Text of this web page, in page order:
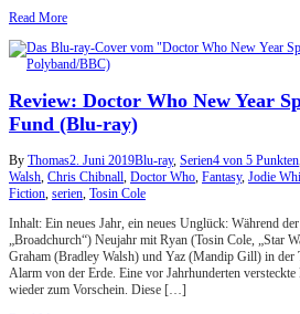
Read More
Review: Doctor Who New Year
Fund (Blu-ray)
By Thomas2. Juni 2019Blu-ray, Serien4 von 5 Punkten
Walsh Chris Chibnall Doctor Who Fantasy, Jodie
Fiction serien Tosin Cole
Inhalt: Ein neues Jahr, ein neues Unglück: Während
„Broadchurch“) Neujahr mit Ryan (Tosin Cole, „Star
Graham (Bradley Walsh) und Yaz (Mandip Gill) in
Alarm von der Erde. Eine vor Jahrhunderten
wieder zum Vorschein. Diese […]